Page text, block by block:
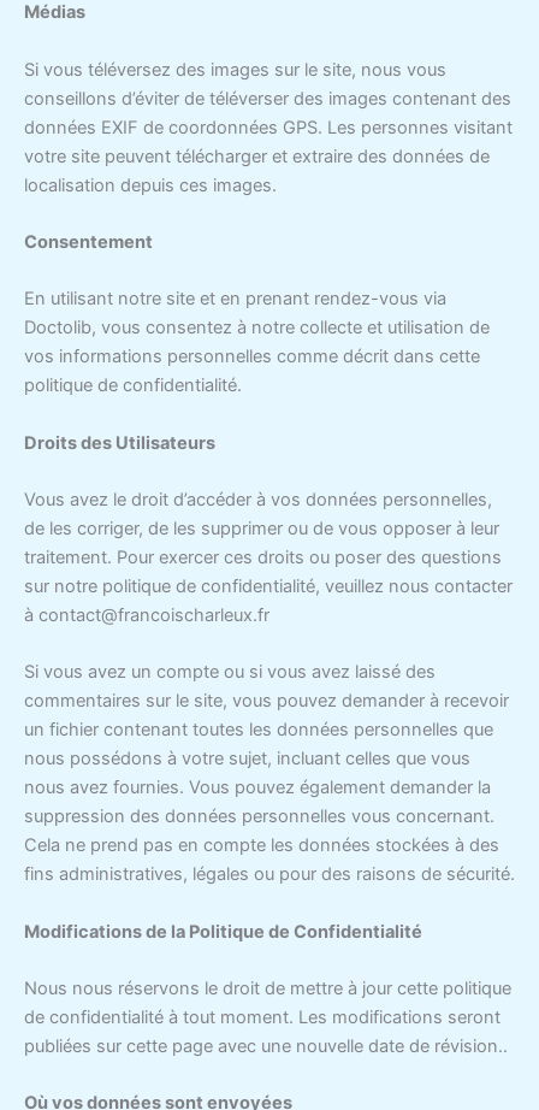
Médias
Si vous téléversez des images sur le site, nous vous
conseillons d’éviter de téléverser des images contenant des
données EXIF de coordonnées GPS. Les personnes visitant
votre site peuvent télécharger et extraire des données de
localisation depuis ces images.
Consentement
En utilisant notre site et en prenant rendez-vous via
Doctolib, vous consentez à notre collecte et utilisation de
vos informations personnelles comme décrit dans cette
politique de confidentialité.
Droits des Utilisateurs
Vous avez le droit d’accéder à vos données personnelles,
de les corriger, de les supprimer ou de vous opposer à leur
traitement. Pour exercer ces droits ou poser des questions
sur notre politique de confidentialité, veuillez nous contacter
à contact@francoischarleux.fr
Si vous avez un compte ou si vous avez laissé des
commentaires sur le site, vous pouvez demander à recevoir
un fichier contenant toutes les données personnelles que
nous possédons à votre sujet, incluant celles que vous
nous avez fournies. Vous pouvez également demander la
suppression des données personnelles vous concernant.
Cela ne prend pas en compte les données stockées à des
fins administratives, légales ou pour des raisons de sécurité.
Modifications de la Politique de Confidentialité
Nous nous réservons le droit de mettre à jour cette politique
de confidentialité à tout moment. Les modifications seront
publiées sur cette page avec une nouvelle date de révision..
Où vos données sont envoyées